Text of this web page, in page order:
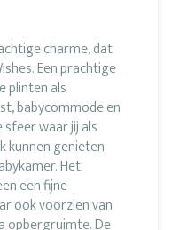
charme, dat
Een prachtige
plinten als
babycommode en
sfeer waar jij als
kunnen genieten
Het
een fijne
ook voorzien van